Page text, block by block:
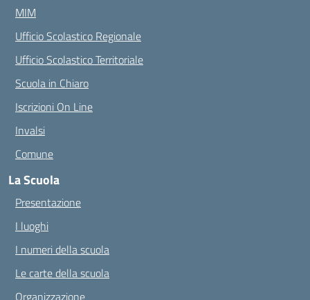
MIM
Ufficio Scolastico Regionale
Ufficio Scolastico Territoriale
Scuola in Chiaro
Iscrizioni On Line
Invalsi
Comune
La Scuola
Presentazione
I luoghi
I numeri della scuola
Le carte della scuola
Organizzazione